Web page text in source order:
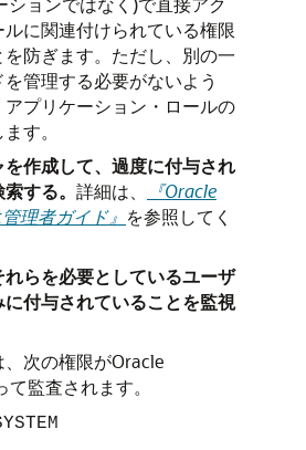
に関連付けられている権限
防ぎます。ただし、別の一
管理する必要がないよう
プリケーション・ロールの
す。
作成して、過度に付与され
する。 詳細は、
『Oracle
理者ガイド』 を参照してく
らを必要としているユーザ
付与されていることを監視
次の権限がOracle
監査されます。